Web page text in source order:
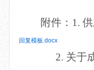
附件： 1.
回复模板.docx
2. 关于